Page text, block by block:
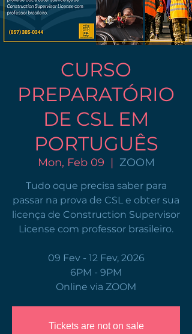
CURSO
PREPARATÓRIO
DE CSL EM
PORTUGUÊS
Mon, Feb 09
  |
ZOOM
Tudo oque precisa saber para
passar na prova de CSL e obter sua
licença de Construction Supervisor
License com professor brasileiro.
09 Fev - 12 Fev, 2026
6PM - 9PM
Online via ZOOM
Tickets are not on sale